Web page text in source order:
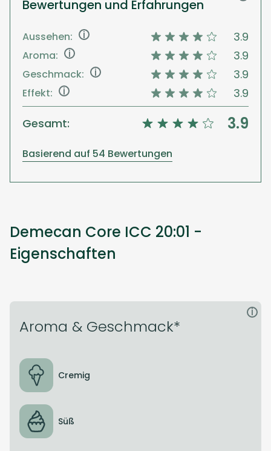
Bewertungen und Erfahrungen
Aussehen: i 3.9
Aroma: i 3.9
Geschmack: i 3.9
Effekt: i
3.9
Gesamt:
3.9
Basierend auf 54 Bewertungen
Demecan Core ICC 20:01 -
Eigenschaften
Aroma & Geschmack*
i
Cremig
Süß